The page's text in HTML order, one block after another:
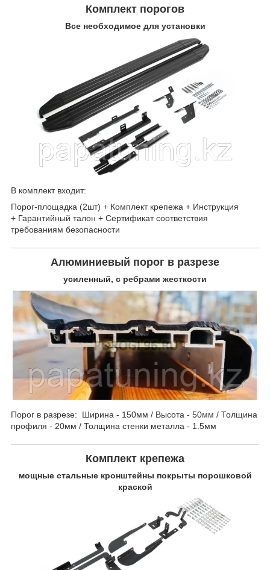
Комплект порогов
Все необходимое для установки
В комплект входит:
Порог-площадка (2шт) + Комплект крепежа + Инструкция
+ Гарантийный талон + Сертификат соответствия
требованиям безопасности
Алюминиевый порог в разрезе
усиленный, с ребрами жесткости
Порог в разрезе: Ширина - 150мм / Высота - 50мм / Толщина
профиля - 20мм / Толщина стенки металла - 1.5мм
Комплект крепежа
мощные стальные кронштейны покрыты порошковой
краской